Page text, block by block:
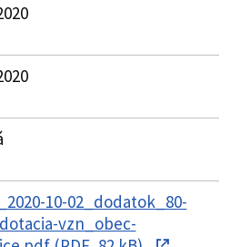
10-02_dodatok_80-
vzn_obec-